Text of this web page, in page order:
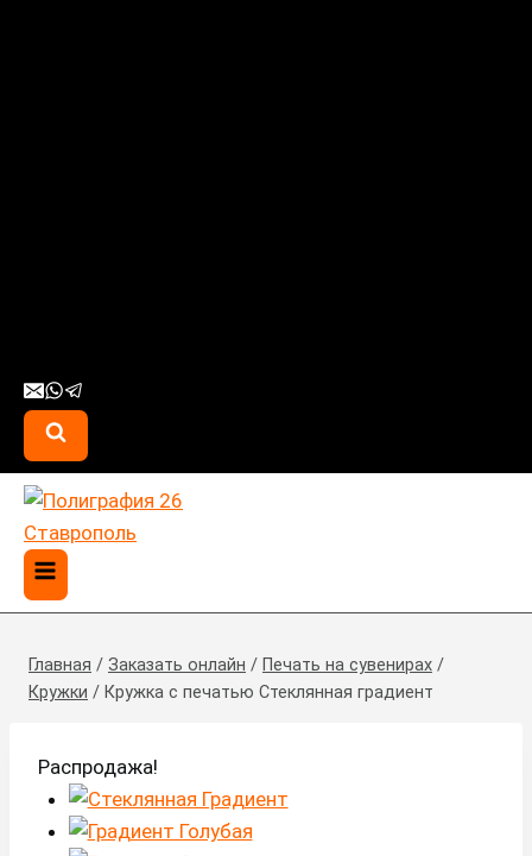
Главная / Заказать онлайн / Печать на сувенирах /
Кружки / Кружка с печатью Стеклянная градиент
Распродажа!